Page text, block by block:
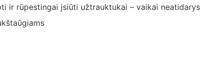
ir rūpestingai įsiūti užtrauktukai – vaikai neatidarys